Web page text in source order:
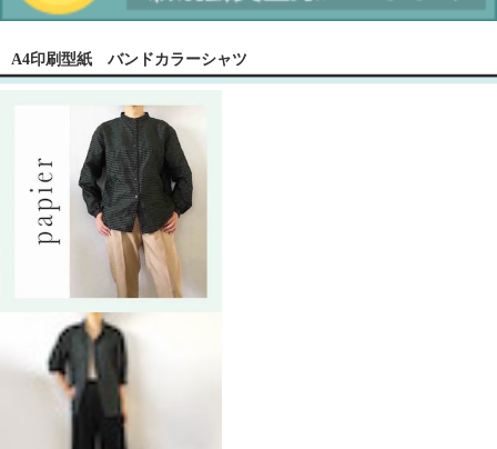
A4印刷型紙 バンドカラーシャツ